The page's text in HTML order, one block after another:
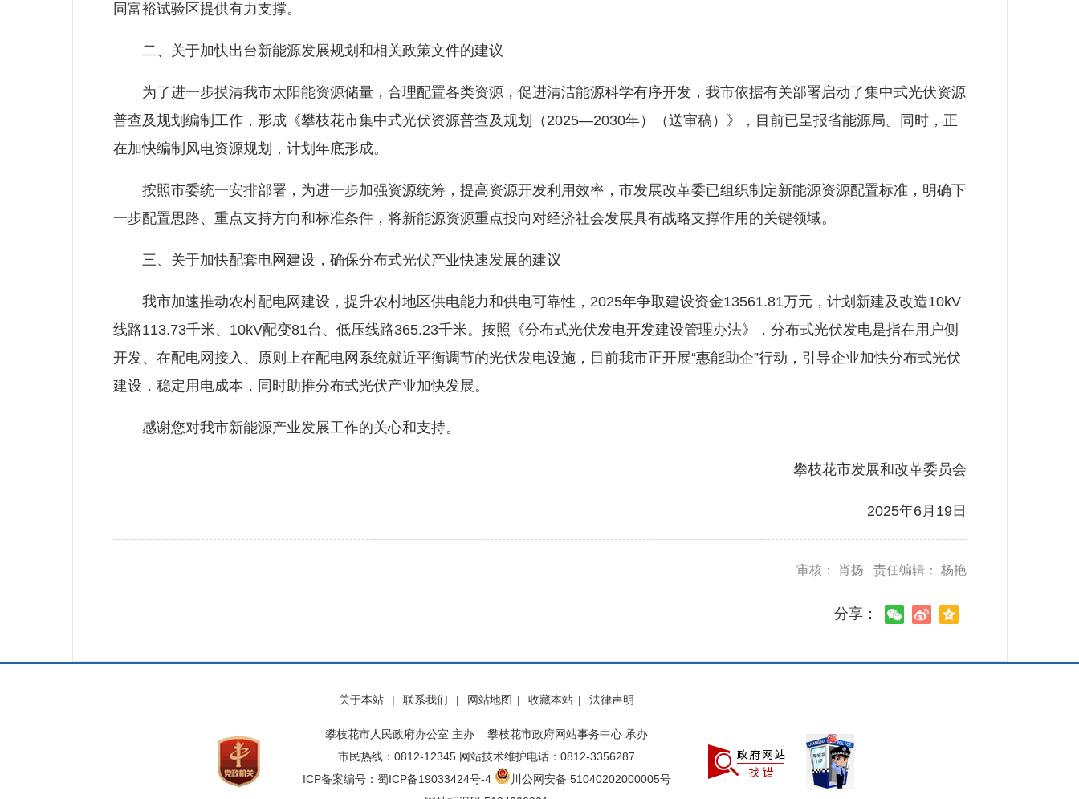
同富裕试验区提供有力支撑。
二、关于加快出台新能源发展规划和相关政策文件的建议
为了进一步摸清我市太阳能资源储量，合理配置各类资源，促进清洁能源科学有序开发，我市依据有关部署启动了集中式光伏资源
普查及规划编制工作，形成《攀枝花市集中式光伏资源普查及规划（2025—2030年）（送审稿）》，目前已呈报省能源局。同时，正
在加快编制风电资源规划，计划年底形成。
按照市委统一安排部署，为进一步加强资源统筹，提高资源开发利用效率，市发展改革委已组织制定新能源资源配置标准，明确下
一步配置思路、重点支持方向和标准条件，将新能源资源重点投向对经济社会发展具有战略支撑作用的关键领域。
三、关于加快配套电网建设，确保分布式光伏产业快速发展的建议
我市加速推动农村配电网建设，提升农村地区供电能力和供电可靠性，2025年争取建设资金13561.81万元，计划新建及改造10kV
线路113.73千米、10kV配变81台、低压线路365.23千米。按照《分布式光伏发电开发建设管理办法》，分布式光伏发电是指在用户侧
开发、在配电网接入、原则上在配电网系统就近平衡调节的光伏发电设施，目前我市正开展“惠能助企”行动，引导企业加快分布式光伏
建设，稳定用电成本，同时助推分布式光伏产业加快发展。
感谢您对我市新能源产业发展工作的关心和支持。
攀枝花市发展和改革委员会
2025年6月19日
审核： 肖扬 责任编辑： 杨艳
分享：
关于本站 | 联系我们 | 网站地图 | 收藏本站 | 法律声明
攀枝花市人民政府办公室 主办 攀枝花市政府网站事务中心 承办
市民热线：0812-12345 网站技术维护电话：0812-3356287
ICP备案编号：蜀ICP备19033424号-4
川公网安备 51040202000005号